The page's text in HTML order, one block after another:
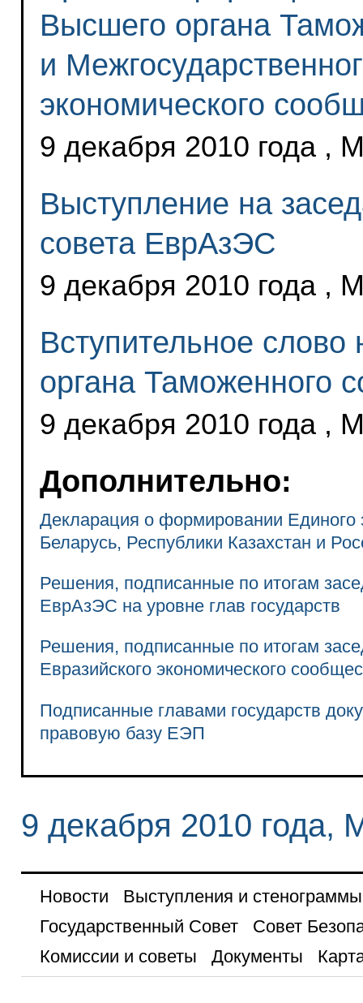
Высшего органа
и
экономического
9 декабря 2010 года ,
Выступление на
совета ЕврАзЭС
9 декабря 2010 года ,
Вступительное
органа Таможенного
9 декабря 2010 года ,
Дополнительно:
Декларация о формировании Единого
Беларусь, Республики Казахстан и
Решения, подписанные по итогам
ЕврАзЭС на уровне глав государств
Решения, подписанные по итогам
Евразийского экономического
Подписанные главами государств
правовую базу ЕЭП
9 декабря 2010 года,
Новости
Выступления и стенограммы
Государственный Совет
Совет
Комиссии и советы
Документы